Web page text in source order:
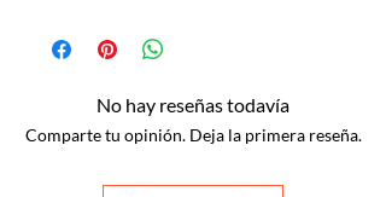
No hay reseñas todavía
Comparte tu opinión. Deja la primera reseña.